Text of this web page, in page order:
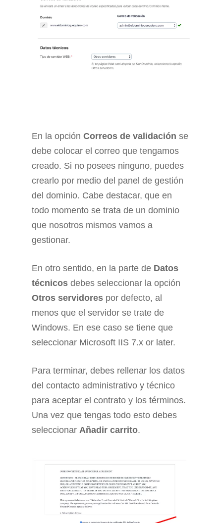
En la opción Correos de validación se
debe colocar el correo que tengamos
creado. Si no posees ninguno, puedes
crearlo por medio del panel de gestión
del dominio. Cabe destacar, que en
todo momento se trata de un dominio
que nosotros mismos vamos a
gestionar.
En otro sentido, en la parte de Datos
técnicos debes seleccionar la opción
Otros servidores por defecto, al
menos que el servidor se trate de
Windows. En ese caso se tiene que
seleccionar Microsoft IIS 7.x or later.
Para terminar, debes rellenar los datos
del contacto administrativo y técnico
para aceptar el contrato y los términos.
Una vez que tengas todo esto debes
seleccionar Añadir carrito.